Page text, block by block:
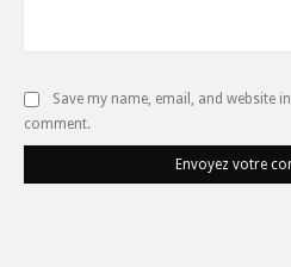
Save my name, email, and website
comment.
Envoyez votre